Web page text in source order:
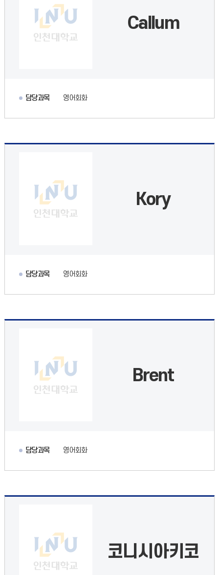
Callum
담당과목 영어회화
Kory
담당과목 영어회화
Brent
담당과목 영어회화
코니시아키코